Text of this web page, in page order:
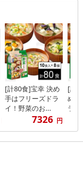
[計80食]宝幸 決め
手はフリーズドラ
イ！野菜のお...
7326 円
[計
め手
ラ